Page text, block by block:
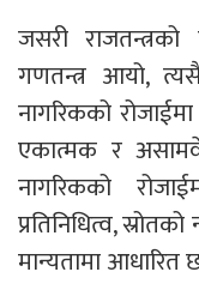
जसरी
गणतन्त्र आयो,
नागरिकको
एकात्मक र
नागरिकको
प्रतिनिधित्व,
मान्यतामा आधारित